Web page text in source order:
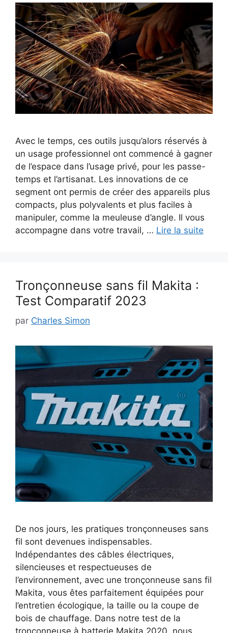
Avec le temps, ces outils jusqu’alors réservés à
un usage professionnel ont commencé à gagner
de l’espace dans l’usage privé, pour les passe-
temps et l’artisanat. Les innovations de ce
segment ont permis de créer des appareils plus
compacts, plus polyvalents et plus faciles à
manipuler, comme la meuleuse d’angle. Il vous
accompagne dans votre travail, … Lire la suite
Tronçonneuse sans fil Makita :
Test Comparatif 2023
par Charles Simon
De nos jours, les pratiques tronçonneuses sans
fil sont devenues indispensables.
Indépendantes des câbles électriques,
silencieuses et respectueuses de
l’environnement, avec une tronçonneuse sans fil
Makita, vous êtes parfaitement équipées pour
l’entretien écologique, la taille ou la coupe de
bois de chauffage. Dans notre test de la
tronçonneuse à batterie Makita 2020, nous